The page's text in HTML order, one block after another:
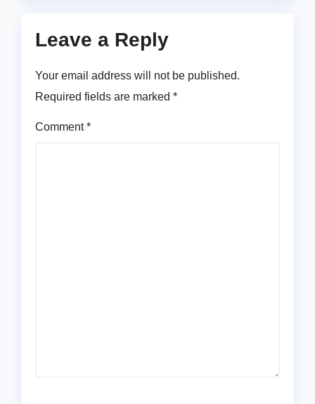
Leave a Reply
Your email address will not be published.
Required fields are marked *
Comment*